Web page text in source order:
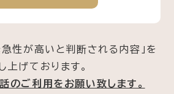
急性が高いと判断される内容」を
上げております。
のご利用をお願い致します。